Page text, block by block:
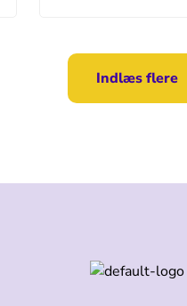
Indlæs flere